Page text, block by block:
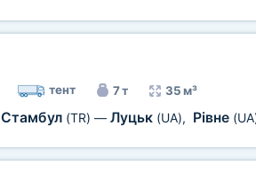
тент 7 т 35 м³
Стамбул (TR) — Луцьк (UA), Рівне